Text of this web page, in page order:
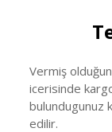
Vermiş
icerisinde
bulundugunuz
edilir.